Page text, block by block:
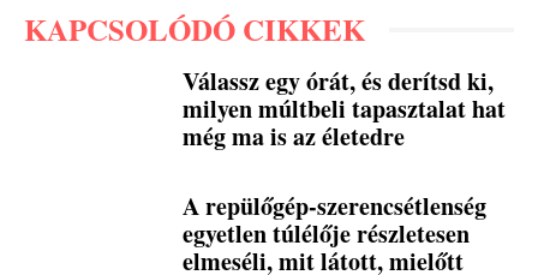
KAPCSOLÓDÓ CIKKEK
Válassz egy órát, és derítsd ki,
milyen múltbeli tapasztalat hat
még ma is az életedre
A repülőgép-szerencsétlenség
egyetlen túlélője részletesen
elmeséli, mit látott, mielőtt